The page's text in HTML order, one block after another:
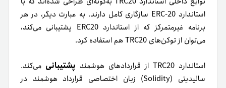
استاندارد ERC-20 سازگاری کامل دارند. به عبارت دیگر، در هر
برنامه غیرمتمرکز که از استاندارد ERC20 پشتیبانی می‌کند،
می‌توان از توکن‌های TRC20 هم استفاده کرد.
استاندارد TRC20 از قراردادهای هوشمند پشتیبانی می‌کند.
سالیدیتی (Solidity) زبان اختصاصی قرارداد هوشمند در